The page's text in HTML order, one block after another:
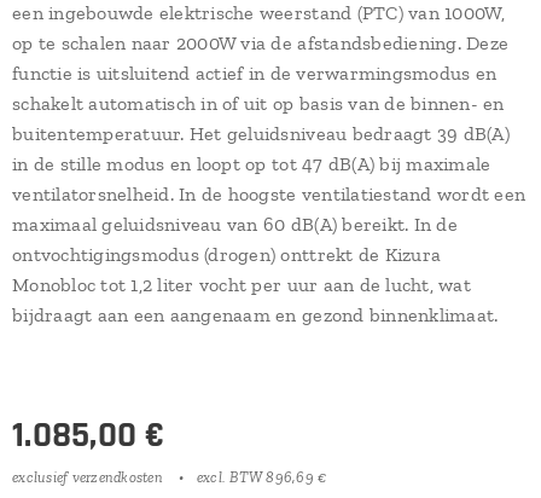
een ingebouwde elektrische weerstand (PTC) van 1000W,
op te schalen naar 2000W via de afstandsbediening. Deze
functie is uitsluitend actief in de verwarmingsmodus en
schakelt automatisch in of uit op basis van de binnen- en
buitentemperatuur. Het geluidsniveau bedraagt 39 dB(A)
in de stille modus en loopt op tot 47 dB(A) bij maximale
ventilatorsnelheid. In de hoogste ventilatiestand wordt een
maximaal geluidsniveau van 60 dB(A) bereikt. In de
ontvochtigingsmodus (drogen) onttrekt de Kizura
Monobloc tot 1,2 liter vocht per uur aan de lucht, wat
bijdraagt aan een aangenaam en gezond binnenklimaat.
1.085,00 €
exclusief verzendkosten excl. BTW 896,69 €